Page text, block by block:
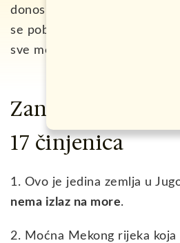
donosim zanimljivosti o
se pobliže približiti kako se
sve možete da očekujete.
Zanimljivosti o
17 činjenica
1. Ovo je jedina zemlja u
nema izlaz na more.
2. Moćna Mekong rijeka